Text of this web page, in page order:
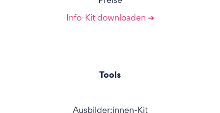
Info-Kit downloaden ➔
Tools
Ausbilder:innen-Kit